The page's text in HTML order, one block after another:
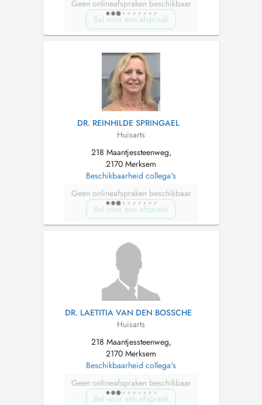
Geen onlineafspraken beschikbaar
Bel voor een afspraak
DR. REINHILDE SPRINGAEL
Huisarts
218 Maantjessteenweg,
2170 Merksem
Beschikbaarheid collega's
Geen onlineafspraken beschikbaar
Bel voor een afspraak
DR. LAETITIA VAN DEN BOSSCHE
Huisarts
218 Maantjessteenweg,
2170 Merksem
Beschikbaarheid collega's
Geen onlineafspraken beschikbaar
Bel voor een afspraak